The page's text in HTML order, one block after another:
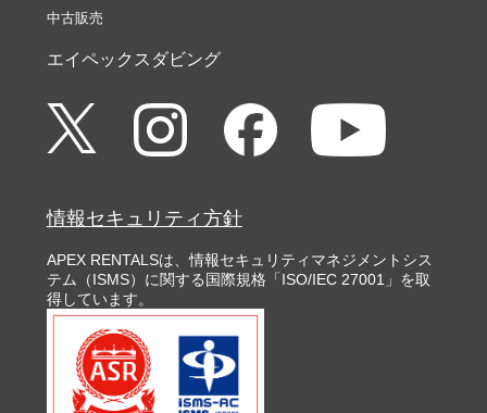
中古販売
エイペックスダビング
情報セキュリティ方針
APEX RENTALSは、情報セキュリティマネジメントシス
テム（ISMS）に関する国際規格「ISO/IEC 27001」を取
得しています。